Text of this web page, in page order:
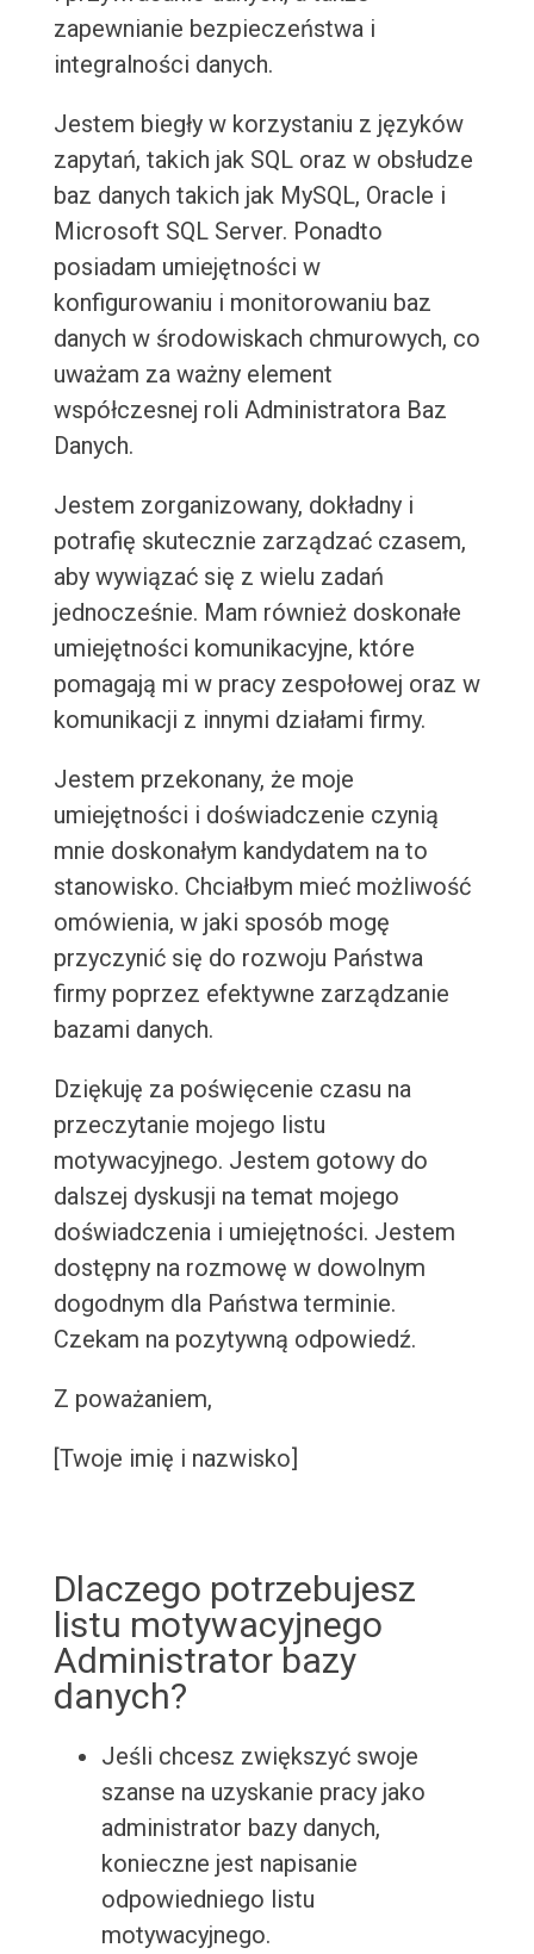
zapewnianie bezpieczeństwa i
integralności danych.
Jestem biegły w korzystaniu z języków
zapytań, takich jak SQL oraz w obsłudze
baz danych takich jak MySQL, Oracle i
Microsoft SQL Server. Ponadto
posiadam umiejętności w
konfigurowaniu i monitorowaniu baz
danych w środowiskach chmurowych, co
uważam za ważny element
współczesnej roli Administratora Baz
Danych.
Jestem zorganizowany, dokładny i
potrafię skutecznie zarządzać czasem,
aby wywiązać się z wielu zadań
jednocześnie. Mam również doskonałe
umiejętności komunikacyjne, które
pomagają mi w pracy zespołowej oraz w
komunikacji z innymi działami firmy.
Jestem przekonany, że moje
umiejętności i doświadczenie czynią
mnie doskonałym kandydatem na to
stanowisko. Chciałbym mieć możliwość
omówienia, w jaki sposób mogę
przyczynić się do rozwoju Państwa
firmy poprzez efektywne zarządzanie
bazami danych.
Dziękuję za poświęcenie czasu na
przeczytanie mojego listu
motywacyjnego. Jestem gotowy do
dalszej dyskusji na temat mojego
doświadczenia i umiejętności. Jestem
dostępny na rozmowę w dowolnym
dogodnym dla Państwa terminie.
Czekam na pozytywną odpowiedź.
Z poważaniem,
[Twoje imię i nazwisko]
Dlaczego potrzebujesz
listu motywacyjnego
Administrator bazy
danych?
Jeśli chcesz zwiększyć swoje
szanse na uzyskanie pracy jako
administrator bazy danych,
konieczne jest napisanie
odpowiedniego listu
motywacyjnego.